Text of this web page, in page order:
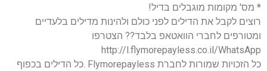
* מס' מקומות מוגבלים בדיל!
רוצים לקבל את הדילים לפני כולם ולהינות מדילים בלעדיים
ומטורפים לחברי הוואטאפ בלבד?? הצטרפו
http://l.flymorepayless.co.il/WhatsApp
כל הזכויות שמורות לחברת Flymorepayless .כל הדילים בכפוף